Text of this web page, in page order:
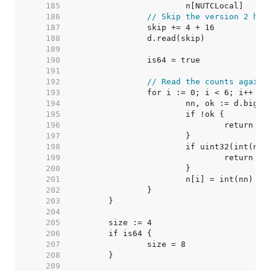
   185
   186
// Skip the version 2
   187
   188
   189
   190
   191
   192
// Read the counts
   193
   194
   195
   196
   197
   198
   199
   200
   201
   202
   203
   204
   205
   206
   207
   208
   209